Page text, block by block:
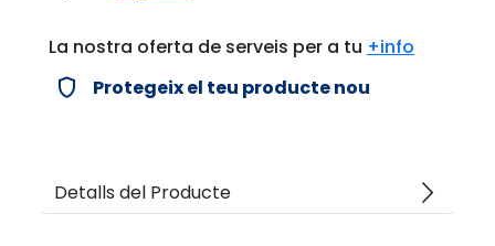
La nostra oferta de serveis per a tu +info
verified_user Protegeix el teu producte nou
Detalls del Producte arrow_forward_ios